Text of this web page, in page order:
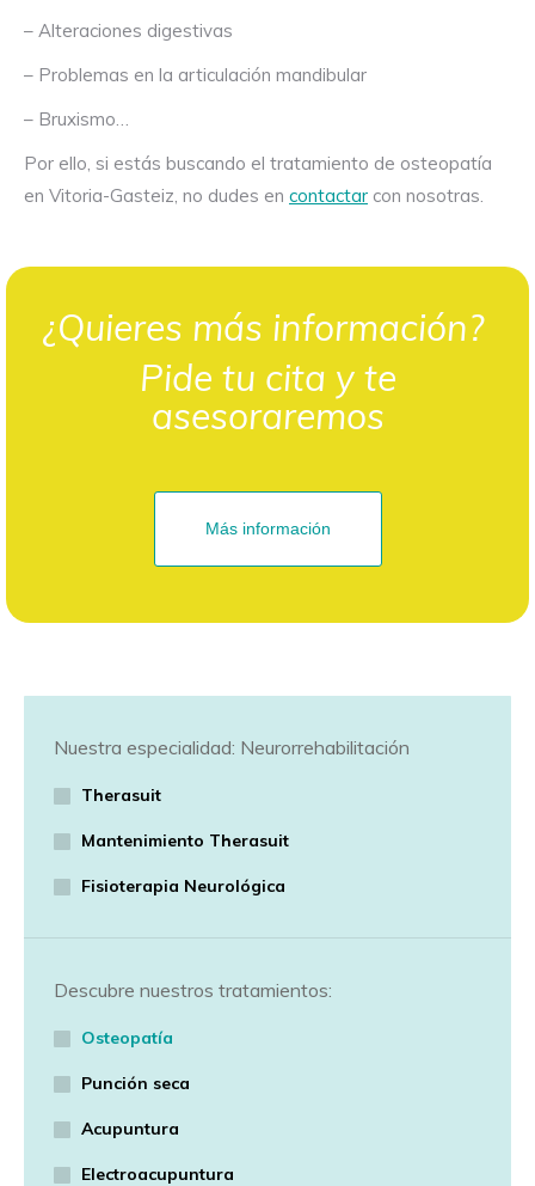
– Alteraciones digestivas
– Problemas en la articulación mandibular
– Bruxismo…
Por ello, si estás buscando el tratamiento de osteopatía
en Vitoria-Gasteiz, no dudes en contactar con nosotras.
¿Quieres más información?
Pide tu cita y te
asesoraremos
Más información
Nuestra especialidad: Neurorrehabilitación
Therasuit
Mantenimiento Therasuit
Fisioterapia Neurológica
Descubre nuestros tratamientos:
Osteopatía
Punción seca
Acupuntura
Electroacupuntura